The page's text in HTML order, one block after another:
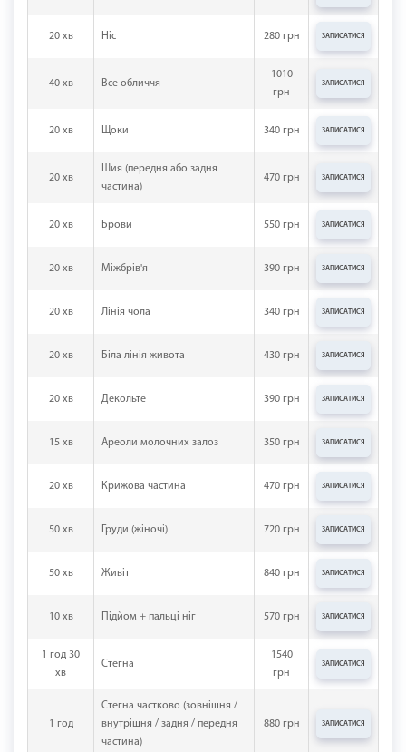
20 хв Ніс 280 грн ЗАПИСАТИСЯ
40 хв Все обличчя
1010
грн
ЗАПИСАТИСЯ
20 хв Щоки 340 грн ЗАПИСАТИСЯ
20 хв
Шия (передня або задня
частина)
470 грн ЗАПИСАТИСЯ
20 хв Брови 550 грн ЗАПИСАТИСЯ
20 хв Міжбрів'я 390 грн ЗАПИСАТИСЯ
20 хв Лінія чола 340 грн ЗАПИСАТИСЯ
20 хв Біла лінія живота 430 грн ЗАПИСАТИСЯ
20 хв Декольте 390 грн ЗАПИСАТИСЯ
15 хв Ареоли молочних залоз 350 грн ЗАПИСАТИСЯ
20 хв Крижова частина 470 грн ЗАПИСАТИСЯ
50 хв Груди (жіночі) 720 грн ЗАПИСАТИСЯ
50 хв Живіт 840 грн ЗАПИСАТИСЯ
10 хв Підйом + пальці ніг 570 грн ЗАПИСАТИСЯ
1 год 30
хв
Стегна
1540
грн
ЗАПИСАТИСЯ
1 год
Стегна частково (зовнішня /
внутрішня / задня / передня
частина)
880 грн ЗАПИСАТИСЯ